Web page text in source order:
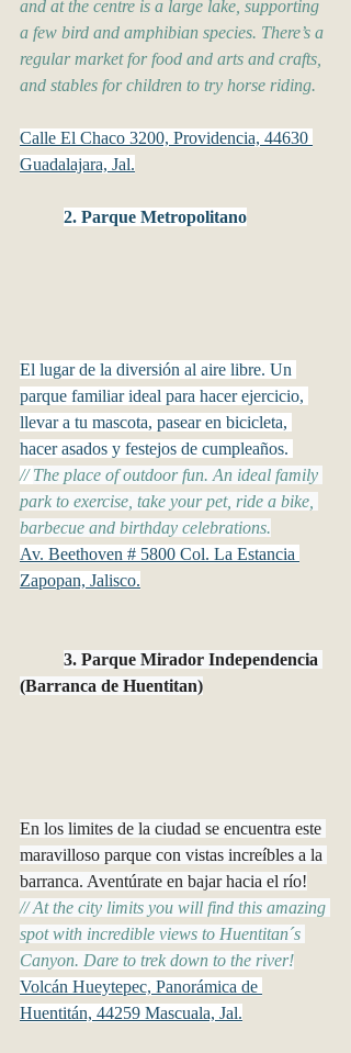
and at the centre is a large lake, supporting
a few bird and amphibian species. There’s a
regular market for food and arts and crafts,
and stables for children to try horse riding.
Calle El Chaco 3200, Providencia, 44630
Guadalajara, Jal.
2. Parque Metropolitano
El lugar de la diversión al aire libre. Un
parque familiar ideal para hacer ejercicio,
llevar a tu mascota, pasear en bicicleta,
hacer asados y festejos de cumpleaños.
// The place of outdoor fun. An ideal family
park to exercise, take your pet, ride a bike,
barbecue and birthday celebrations.
Av. Beethoven # 5800 Col. La Estancia
Zapopan, Jalisco.
3. Parque Mirador Independencia
(Barranca de Huentitan)
En los limites de la ciudad se encuentra este
maravilloso parque con vistas increíbles a la
barranca. Aventúrate en bajar hacia el río!
// At the city limits you will find this amazing
spot with incredible views to Huentitan´s
Canyon. Dare to trek down to the river!
Volcán Hueytepec, Panorámica de
Huentitán, 44259 Mascuala, Jal.